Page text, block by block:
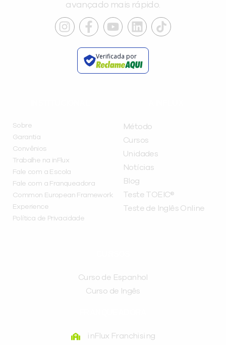
avançado mais rápido.
Verificada por
Sobre
Garantia
Convênios
Trabalhe na inFlux
Fale com a Escola
Fale com a Franqueadora
Common European Framework
Experience
Política de Privacidade
Método
Cursos
Unidades
Notícias
Blog
Teste TOEIC®
Teste de Inglês Online
Curso de Espanhol
Curso de Ingês
inFlux Franchising